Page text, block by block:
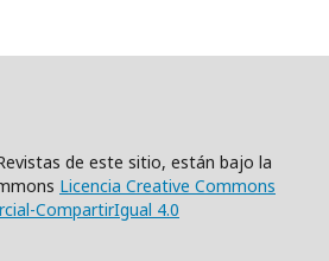
de este sitio, están bajo la
Licencia Creative Commons
CompartirIgual 4.0